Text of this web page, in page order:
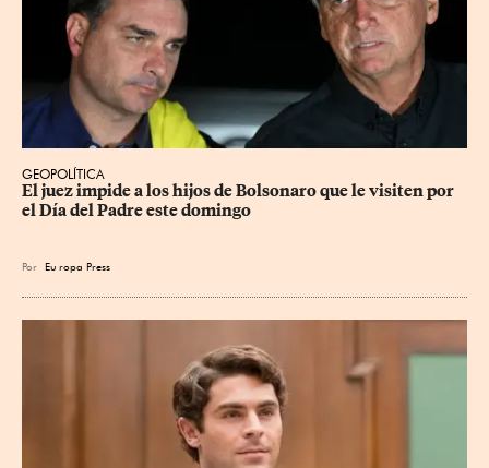
GEOPOLÍTICA
El juez impide a los hijos de Bolsonaro que le visiten por
el Día del Padre este domingo
Por Eu ropa Press